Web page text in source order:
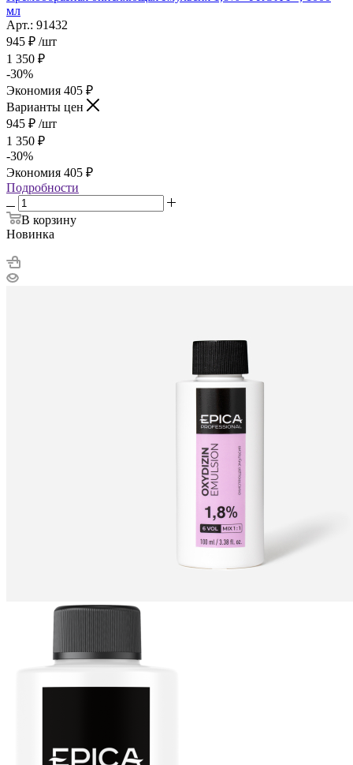
мл
Арт.: 91432
945 ₽ /шт
1 350 ₽
-30%
Экономия 405 ₽
Варианты цен
945 ₽ /шт
1 350 ₽
-30%
Экономия 405 ₽
Подробности
В корзину
Новинка